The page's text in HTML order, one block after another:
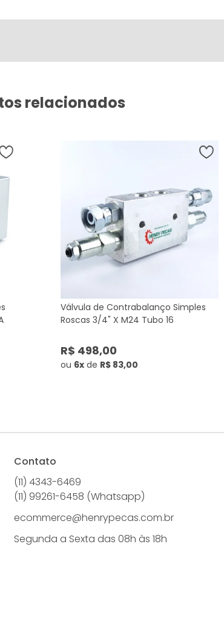
relacionados
Válvula de Contrabalanço Simples
Roscas 3/4" X M24 Tubo 16
R$ 498,00
ou 6x de R$ 83,00
Contato
(11) 4343-6469
(11) 99261-6458 (Whatsapp)
ecommerce@henrypecas.com.br
Segunda a Sexta das 08h às 18h